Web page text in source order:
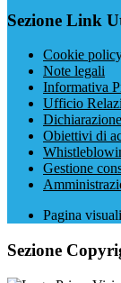
Sezione Link
Cookie
Note legali
Informativa
Ufficio
Obiettivi di
Gestione
Pagina
Sezione